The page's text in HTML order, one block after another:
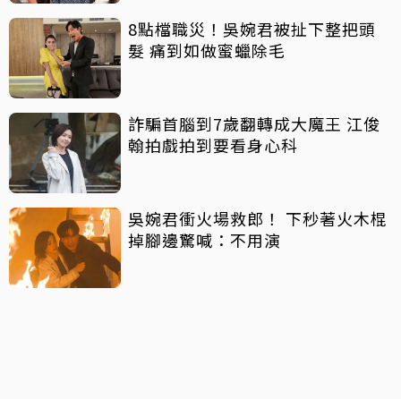
8點檔職災！吳婉君被扯下整把頭
髮 痛到如做蜜蠟除毛
詐騙首腦到7歲翻轉成大魔王 江俊
翰拍戲拍到要看身心科
吳婉君衝火場救郎！ 下秒著火木棍
掉腳邊驚喊：不用演